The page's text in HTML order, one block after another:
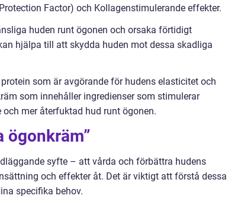
Factor) och Kollagenstimulerande effekter.
huden runt ögonen och orsaka förtidigt
hjälpa till att skydda huden mot dessa skadliga
som är avgörande för hudens elasticitet och
som innehåller ingredienser som stimulerar
mer återfuktad hud runt ögonen.
ögonkräm”
syfte – att vårda och förbättra hudens
och effekter åt. Det är viktigt att förstå dessa
specifika behov.